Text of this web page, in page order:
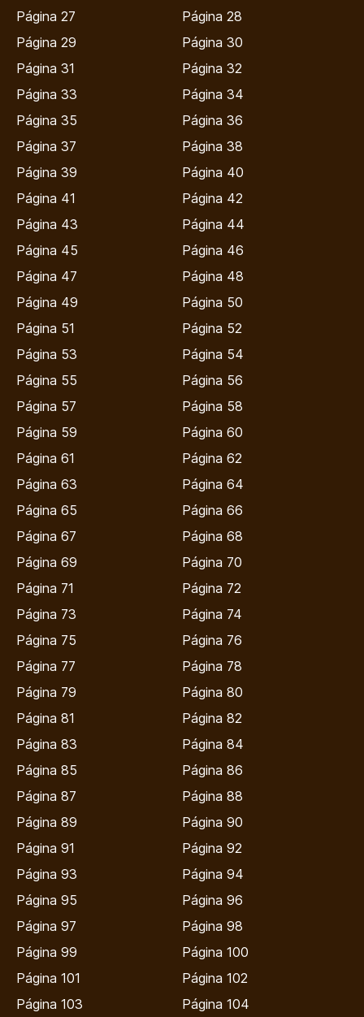
Página 27
Página 28
Página 29
Página 30
Página 31
Página 32
Página 33
Página 34
Página 35
Página 36
Página 37
Página 38
Página 39
Página 40
Página 41
Página 42
Página 43
Página 44
Página 45
Página 46
Página 47
Página 48
Página 49
Página 50
Página 51
Página 52
Página 53
Página 54
Página 55
Página 56
Página 57
Página 58
Página 59
Página 60
Página 61
Página 62
Página 63
Página 64
Página 65
Página 66
Página 67
Página 68
Página 69
Página 70
Página 71
Página 72
Página 73
Página 74
Página 75
Página 76
Página 77
Página 78
Página 79
Página 80
Página 81
Página 82
Página 83
Página 84
Página 85
Página 86
Página 87
Página 88
Página 89
Página 90
Página 91
Página 92
Página 93
Página 94
Página 95
Página 96
Página 97
Página 98
Página 99
Página 100
Página 101
Página 102
Página 103
Página 104